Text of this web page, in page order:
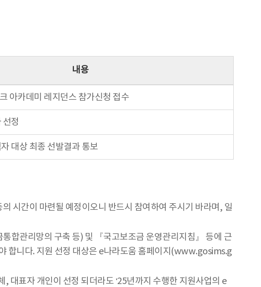
내용
아카데미 레지던스 참가신청 접수
선정
대상 최종 선발결과 통보
시간이 마련될 예정이오니 반드시 참여하여 주시기 바라며, 일
합관리망의 구축 등) 및 『국고보조금 운영관리지침』 등에 근
합니다. 지원 선정 대상은 e나라도움 홈페이지(www.gosims.g
대표자 개인이 선정 되더라도 ‘25년까지 수행한 지원사업의 e